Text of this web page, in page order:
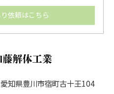
依頼はこちら
知県豊川市宿町古十王104